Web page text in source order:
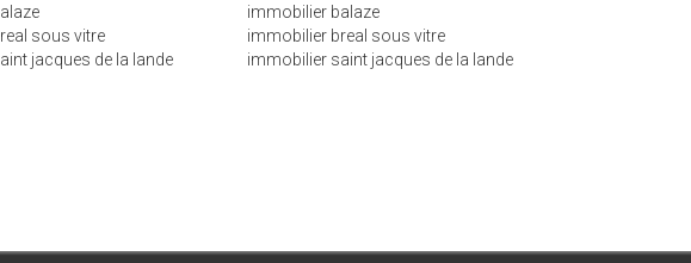
sous vitre
jacques de la lande
immobilier balaze
immobilier breal sous vitre
immobilier saint jacques de la lande